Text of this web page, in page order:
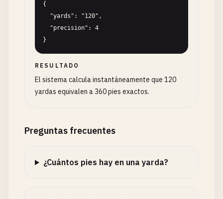
{
}
RESULTADO
El sistema calcula instantáneamente que 120
yardas equivalen a 360 pies exactos.
Preguntas frecuentes
¿Cuántos pies hay en una yarda?